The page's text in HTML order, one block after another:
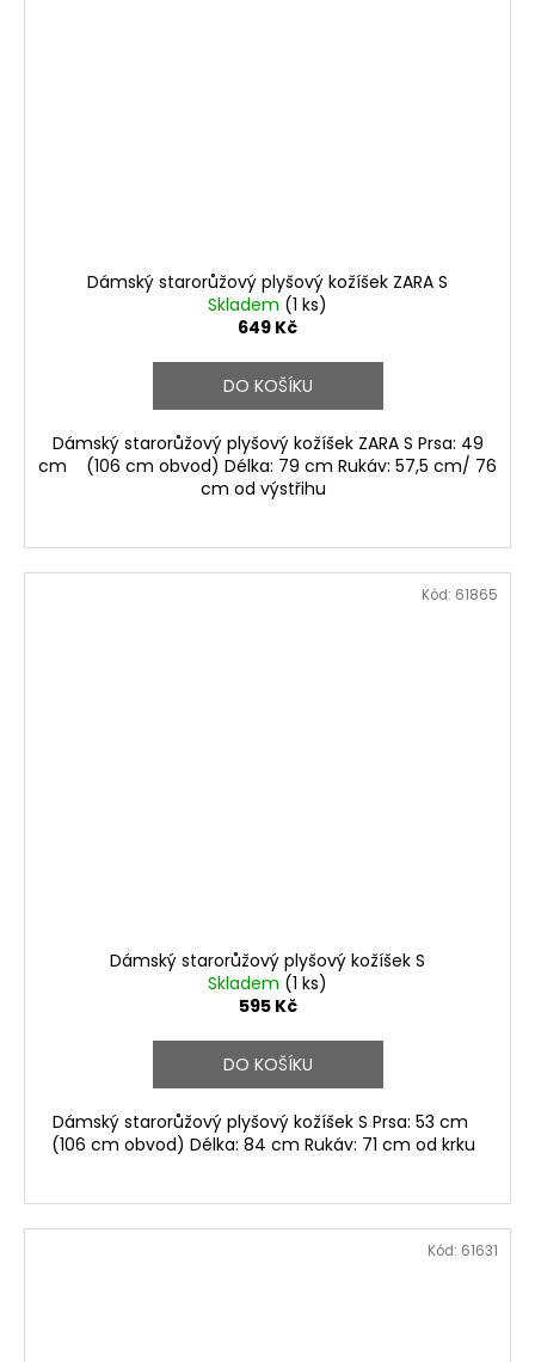
Dámský starorůžový plyšový kožíšek ZARA S
Skladem (1 ks)
649 Kč
DO KOŠÍKU
Dámský starorůžový plyšový kožíšek ZARA S Prsa: 49
cm (106 cm obvod) Délka: 79 cm Rukáv: 57,5 cm/ 76
cm od výstřihu
Dámský starorůžový plyšový kožíšek S
Skladem (1 ks)
595 Kč
DO KOŠÍKU
Dámský starorůžový plyšový kožíšek S Prsa: 53 cm
(106 cm obvod) Délka: 84 cm Rukáv: 71 cm od krku
Kód: 61865
Kód: 61631